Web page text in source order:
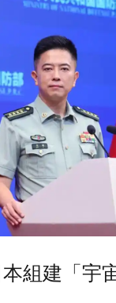
組建「宇